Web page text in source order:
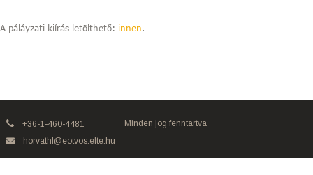
A páláyzati kiírás letölthető: innen.
+36-1-460-4481
horvathl@eotvos.elte.hu
Minden jog fenntartva